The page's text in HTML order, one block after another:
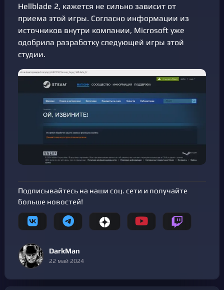
Hellblade 2, кажется не сильно зависит от
приема этой игры. Согласно информации из
источников внутри компании, Microsoft уже
одобрила разработку следующей игры этой
студии.
Подписывайтесь на наши соц. сети и получайте
больше новостей!
DarkMan
22 май 2024